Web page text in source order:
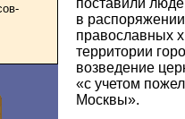
поставили
в
православных
территории
возведение
«с учетом
Москвы».